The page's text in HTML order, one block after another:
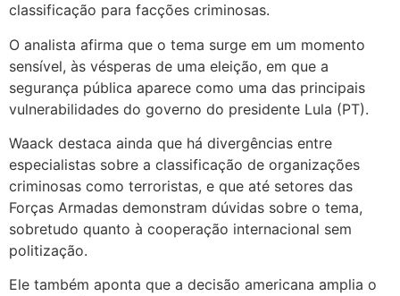
classificação para facções criminosas.
O analista afirma que o tema surge em um momento
sensível, às vésperas de uma eleição, em que a
segurança pública aparece como uma das principais
vulnerabilidades do governo do presidente Lula (PT).
Waack destaca ainda que há divergências entre
especialistas sobre a classificação de organizações
criminosas como terroristas, e que até setores das
Forças Armadas demonstram dúvidas sobre o tema,
sobretudo quanto à cooperação internacional sem
politização.
Ele também aponta que a decisão americana amplia o